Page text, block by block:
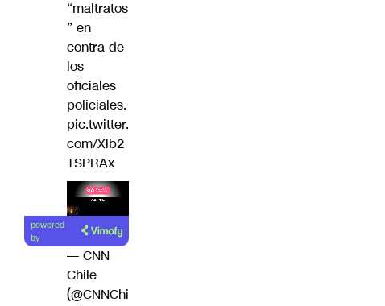
“maltratos
” en
contra de
los
oficiales
policiales.
pic.twitter.
com/Xlb2
TSPRAx
Lea el
artículo
powered
by
— CNN
Chile
(@CNNChi